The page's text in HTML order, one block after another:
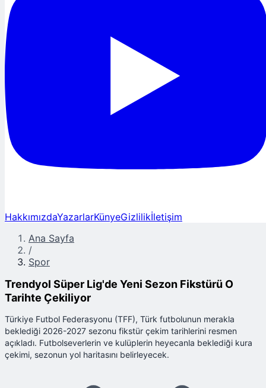
HakkımızdaYazarlarKünyeGizlilikİletişim
Ana Sayfa
/
Spor
Trendyol Süper Lig'de Yeni Sezon Fikstürü O
Tarihte Çekiliyor
Türkiye Futbol Federasyonu (TFF), Türk futbolunun merakla
beklediği 2026-2027 sezonu fikstür çekim tarihlerini resmen
açıkladı. Futbolseverlerin ve kulüplerin heyecanla beklediği kura
çekimi, sezonun yol haritasını belirleyecek.